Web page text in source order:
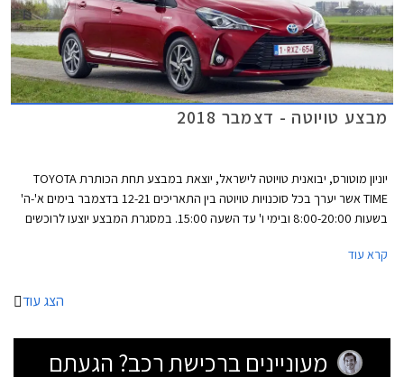
מבצע טויוטה - דצמבר 2018
יוניון מוטורס, יבואנית טויוטה לישראל, יוצאת במבצע תחת הכותרת TOYOTA
TIME אשר יערך בכל סוכנויות טויוטה בין התאריכים 12-21 בדצמבר בימים א'-ה'
בשעות 8:00-20:00 ובימי ו' עד השעה 15:00. במסגרת המבצע יוצעו לרוכשים
קרא עוד
הצג עוד
מעוניינים ברכישת רכב? הגעתם